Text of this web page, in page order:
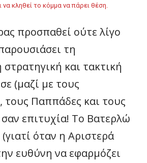
να κληθεί το κόμμα να πάρει θέση.
προσπαθεί ούτε λίγο
τη
και τακτική
(μαζί με τους
τους Παππάδες και τους
επιτυχία! Το Βατερλώ
όταν η Αριστερά
ευθύνη να εφαρμόζει